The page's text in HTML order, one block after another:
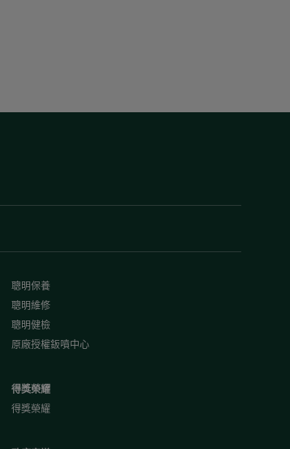
聰明保養
聰明維修
聰明健檢
原廠授權鈑噴中心
得獎榮耀
得獎榮耀